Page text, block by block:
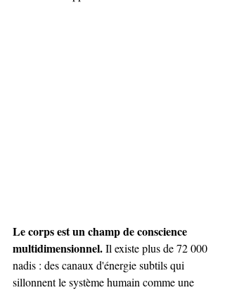
Le corps est un champ de conscience
multidimensionnel. Il existe plus de 72 000
nadis : des canaux d'énergie subtils qui
sillonnent le système humain comme une